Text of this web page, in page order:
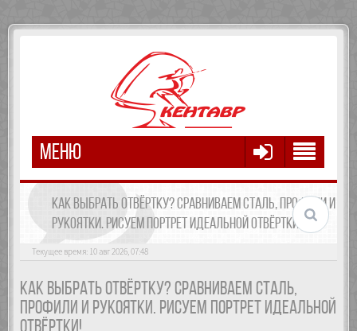
МЕНЮ
КАК ВЫБРАТЬ ОТВЁРТКУ? СРАВНИВАЕМ СТАЛЬ, ПРОФИЛИ И
РУКОЯТКИ. РИСУЕМ ПОРТРЕТ ИДЕАЛЬНОЙ ОТВЁРТКИ!
Текущее время: 10 авг 2026, 07:48
КАК ВЫБРАТЬ ОТВЁРТКУ? СРАВНИВАЕМ СТАЛЬ,
ПРОФИЛИ И РУКОЯТКИ. РИСУЕМ ПОРТРЕТ ИДЕАЛЬНОЙ